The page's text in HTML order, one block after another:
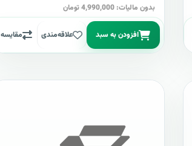
بدون مالیات: 4,990,000 تومان
افزودن به سبد علاقه‌مندی مقایسه